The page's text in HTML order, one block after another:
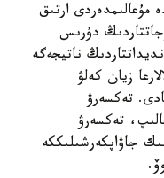
مۇعالىمدەردى ارتىق
دۇرىس
ناتيجەگە
زيان كەلۋ
تەكسەرۋ
قوزعالىپ، تەكسەرۋ
جاۋاپكەرشىلىككە